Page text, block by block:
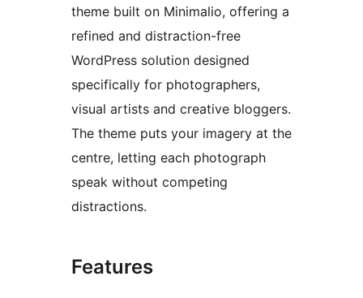
theme built on Minimalio, offering a
refined and distraction-free
WordPress solution designed
specifically for photographers,
visual artists and creative bloggers.
The theme puts your imagery at the
centre, letting each photograph
speak without competing
distractions.
Features